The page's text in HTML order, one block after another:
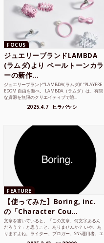
FOCUS
ジュエリーブランドLAMBDA
(ラムダ)より ペールトーンカラ
ーの新作...
ジュエリーブランド“LAMBDA( ラムダ))” “PLAYFRE
EDOM 自由を遊べ。 LAMBDA（ラムダ）は、有限
な資源を無限のクリエイティブで追...
2025.4.7 ヒラバヤシ
FEATURE
【使ってみた】Boring, inc.
の「Character Cou...
文章を書いていると、「この文章、何文字あるん
だろう？」と思うこと、ありませんか？ いや、あ
りますよね。ライター、ブロガー、SNS運用者、エ